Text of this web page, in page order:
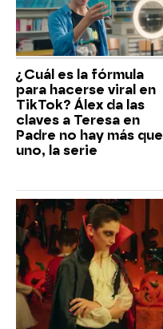
¿Cuál es la fórmula
para hacerse viral en
TikTok? Álex da las
claves a Teresa en
Padre no hay más que
uno, la serie